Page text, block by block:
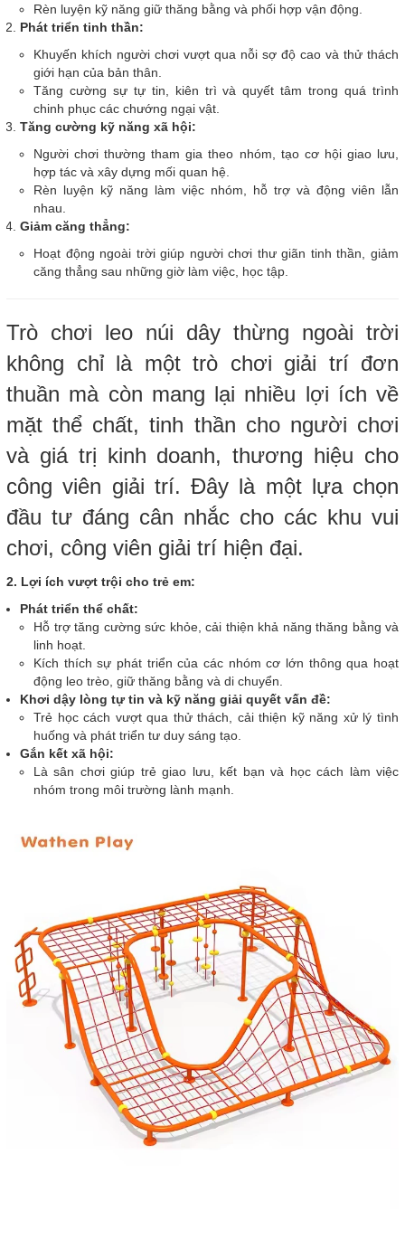
Rèn luyện kỹ năng giữ thăng bằng và phối hợp vận động.
Phát triển tinh thần:
Khuyến khích người chơi vượt qua nỗi sợ độ cao và thử thách
giới hạn của bản thân.
Tăng cường sự tự tin, kiên trì và quyết tâm trong quá trình
chinh phục các chướng ngại vật.
Tăng cường kỹ năng xã hội:
Người chơi thường tham gia theo nhóm, tạo cơ hội giao lưu,
hợp tác và xây dựng mối quan hệ.
Rèn luyện kỹ năng làm việc nhóm, hỗ trợ và động viên lẫn
nhau.
Giảm căng thẳng:
Hoạt động ngoài trời giúp người chơi thư giãn tinh thần, giảm
căng thẳng sau những giờ làm việc, học tập.
Trò chơi leo núi dây thừng ngoài trời
không chỉ là một trò chơi giải trí đơn
thuần mà còn mang lại nhiều lợi ích về
mặt thể chất, tinh thần cho người chơi
và giá trị kinh doanh, thương hiệu cho
công viên giải trí. Đây là một lựa chọn
đầu tư đáng cân nhắc cho các khu vui
chơi, công viên giải trí hiện đại.
2. Lợi ích vượt trội cho trẻ em:
Phát triển thể chất:
Hỗ trợ tăng cường sức khỏe, cải thiện khả năng thăng bằng và
linh hoạt.
Kích thích sự phát triển của các nhóm cơ lớn thông qua hoạt
động leo trèo, giữ thăng bằng và di chuyển.
Khơi dậy lòng tự tin và kỹ năng giải quyết vấn đề:
Trẻ học cách vượt qua thử thách, cải thiện kỹ năng xử lý tình
huống và phát triển tư duy sáng tạo.
Gắn kết xã hội:
Là sân chơi giúp trẻ giao lưu, kết bạn và học cách làm việc
nhóm trong môi trường lành mạnh.